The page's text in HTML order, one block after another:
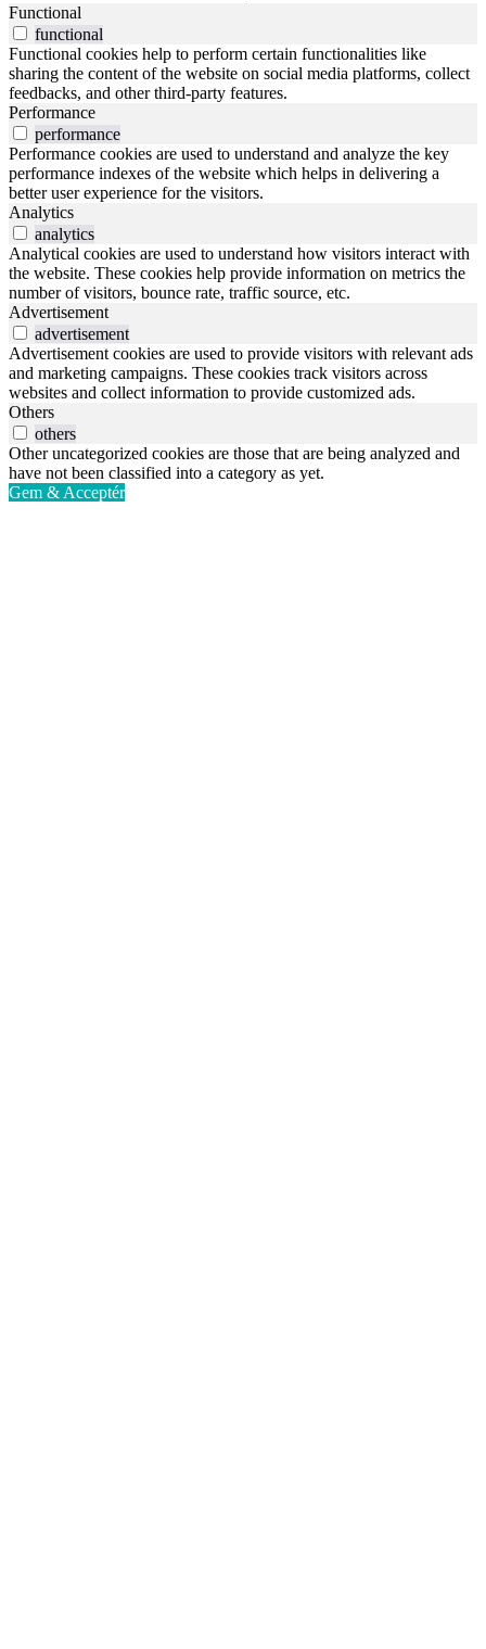
Functional
functional
Functional cookies help to perform certain functionalities like
sharing the content of the website on social media platforms, collect
feedbacks, and other third-party features.
Performance
performance
Performance cookies are used to understand and analyze the key
performance indexes of the website which helps in delivering a
better user experience for the visitors.
Analytics
analytics
Analytical cookies are used to understand how visitors interact with
the website. These cookies help provide information on metrics the
number of visitors, bounce rate, traffic source, etc.
Advertisement
advertisement
Advertisement cookies are used to provide visitors with relevant ads
and marketing campaigns. These cookies track visitors across
websites and collect information to provide customized ads.
Others
others
Other uncategorized cookies are those that are being analyzed and
have not been classified into a category as yet.
Gem & Acceptér